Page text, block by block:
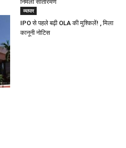
निर्मला सीतारमण
व्यापार
IPO से पहले बढ़ी OLA की मुश्किलें! , मिला
कानूनी नोटिस